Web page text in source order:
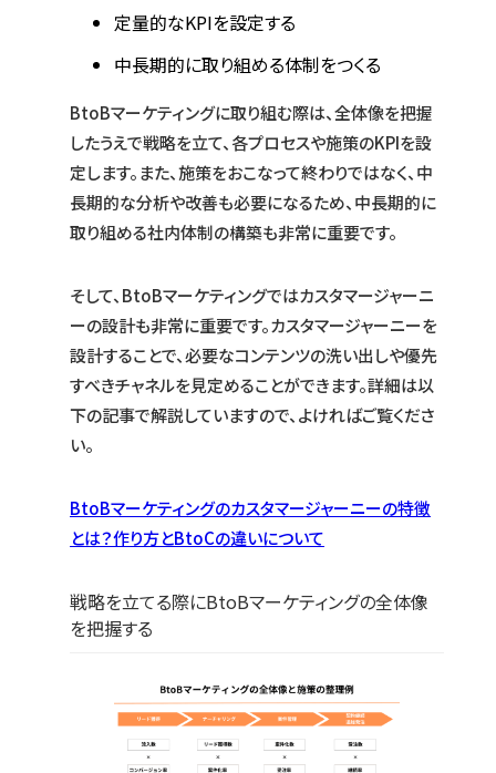
定量的なKPIを設定する
中長期的に取り組める体制をつくる
BtoBマーケティングに取り組む際は、全体像を把握
したうえで戦略を立て、各プロセスや施策のKPIを設
定します。また、施策をおこなって終わりではなく、中
長期的な分析や改善も必要になるため、中長期的に
取り組める社内体制の構築も非常に重要です。
そして、BtoBマーケティングではカスタマージャーニ
ーの設計も非常に重要です。カスタマージャーニーを
設計することで、必要なコンテンツの洗い出しや優先
すべきチャネルを見定めることができます。詳細は以
下の記事で解説していますので、よければご覧くださ
い。
BtoBマーケティングのカスタマージャーニーの特徴
とは？作り方とBtoCの違いについて
戦略を立てる際にBtoBマーケティングの全体像
を把握する